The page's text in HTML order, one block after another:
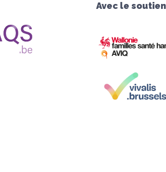
Avec le